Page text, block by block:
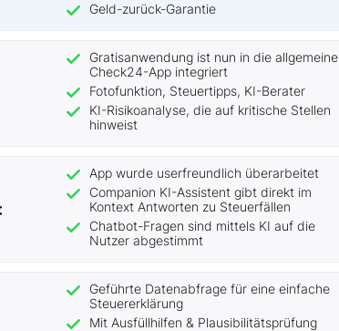
Geld-zurück-Garantie
Gratisanwendung ist nun in die allgemeine
Check24-App integriert
Fotofunktion, Steuertipps, KI-Berater
KI-Risikoanalyse, die auf kritische Stellen
hinweist
App wurde userfreundlich überarbeitet
Companion KI-Assistent gibt direkt im
Kontext Antworten zu Steuerfällen
Chatbot-Fragen sind mittels KI auf die
Nutzer abgestimmt
Geführte Datenabfrage für eine einfache
Steuererklärung
Mit Ausfüllhilfen & Plausibilitätsprüfung